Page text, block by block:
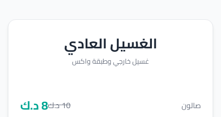
الغسيل العادي
غسيل خارجي وطبقة واكس
صالون 10د.ك8د.ك